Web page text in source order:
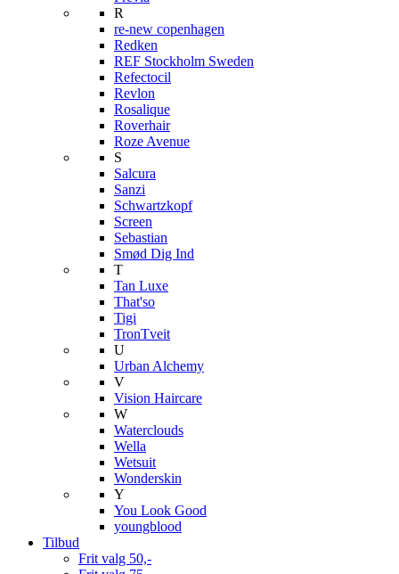
R
re-new copenhagen
Redken
REF Stockholm Sweden
Refectocil
Revlon
Rosalique
Roverhair
Roze Avenue
S
Salcura
Sanzi
Schwartzkopf
Screen
Sebastian
Smød Dig Ind
T
Tan Luxe
That'so
Tigi
TronTveit
U
Urban Alchemy
V
Vision Haircare
W
Waterclouds
Wella
Wetsuit
Wonderskin
Y
You Look Good
youngblood
Tilbud
Frit valg 50,-